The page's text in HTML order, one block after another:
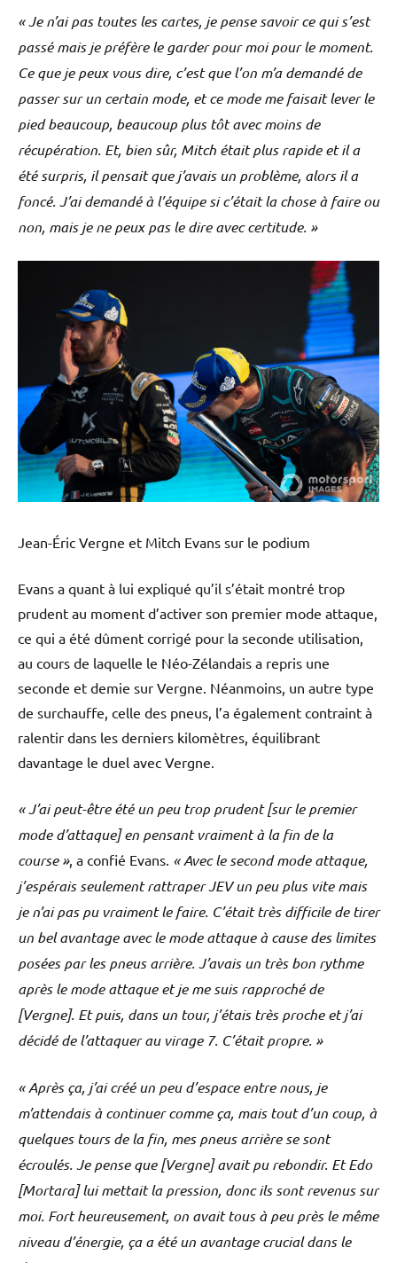
« Je n’ai pas toutes les cartes, je pense savoir ce qui s’est
passé mais je préfère le garder pour moi pour le moment.
Ce que je peux vous dire, c’est que l’on m’a demandé de
passer sur un certain mode, et ce mode me faisait lever le
pied beaucoup, beaucoup plus tôt avec moins de
récupération. Et, bien sûr, Mitch était plus rapide et il a
été surpris, il pensait que j’avais un problème, alors il a
foncé. J’ai demandé à l’équipe si c’était la chose à faire ou
non, mais je ne peux pas le dire avec certitude. »
Jean-Éric Vergne et Mitch Evans sur le podium
Evans a quant à lui expliqué qu’il s’était montré trop
prudent au moment d’activer son premier mode attaque,
ce qui a été dûment corrigé pour la seconde utilisation,
au cours de laquelle le Néo-Zélandais a repris une
seconde et demie sur Vergne. Néanmoins, un autre type
de surchauffe, celle des pneus, l’a également contraint à
ralentir dans les derniers kilomètres, équilibrant
davantage le duel avec Vergne.
« J’ai peut-être été un peu trop prudent [sur le premier
mode d’attaque] en pensant vraiment à la fin de la
course », a confié Evans. « Avec le second mode attaque,
j’espérais seulement rattraper JEV un peu plus vite mais
je n’ai pas pu vraiment le faire. C’était très difficile de tirer
un bel avantage avec le mode attaque à cause des limites
posées par les pneus arrière. J’avais un très bon rythme
après le mode attaque et je me suis rapproché de
[Vergne]. Et puis, dans un tour, j’étais très proche et j’ai
décidé de l’attaquer au virage 7. C’était propre. »
« Après ça, j’ai créé un peu d’espace entre nous, je
m’attendais à continuer comme ça, mais tout d’un coup, à
quelques tours de la fin, mes pneus arrière se sont
écroulés. Je pense que [Vergne] avait pu rebondir. Et Edo
[Mortara] lui mettait la pression, donc ils sont revenus sur
moi. Fort heureusement, on avait tous à peu près le même
niveau d’énergie, ça a été un avantage crucial dans le